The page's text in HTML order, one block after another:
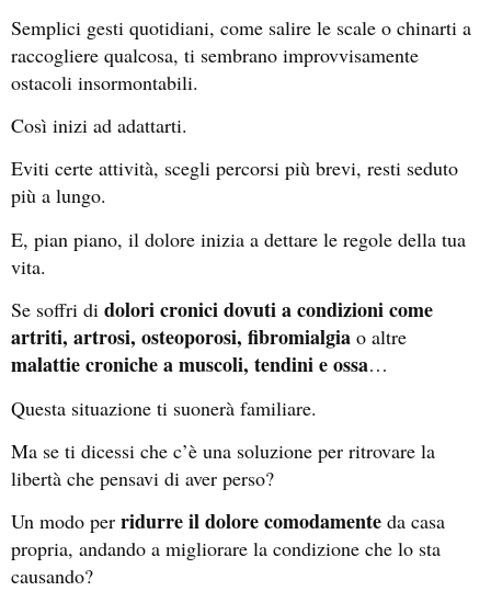
Semplici gesti quotidiani, come salire le scale o chinarti a
raccogliere qualcosa, ti sembrano improvvisamente
ostacoli insormontabili.
Così inizi ad adattarti.
Eviti certe attività, scegli percorsi più brevi, resti seduto
più a lungo.
E, pian piano, il dolore inizia a dettare le regole della tua
vita.
Se soffri di dolori cronici dovuti a condizioni come
artriti, artrosi, osteoporosi, fibromialgia o altre
malattie croniche a muscoli, tendini e ossa…
Questa situazione ti suonerà familiare.
Ma se ti dicessi che c’è una soluzione per ritrovare la
libertà che pensavi di aver perso?
Un modo per ridurre il dolore comodamente da casa
propria, andando a migliorare la condizione che lo sta
causando?